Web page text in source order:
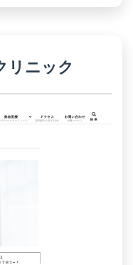
リニック